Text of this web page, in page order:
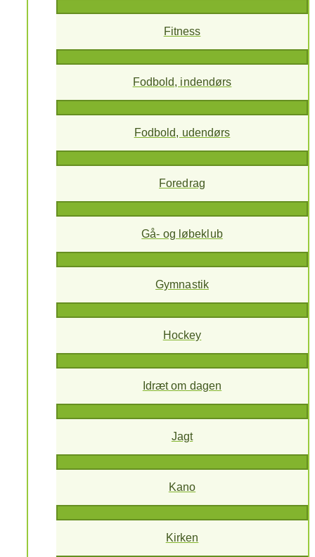
Fitness
Fodbold, indendørs
Fodbold, udendørs
Foredrag
Gå- og løbeklub
Gymnastik
Hockey
Idræt om dagen
Jagt
Kano
Kirken